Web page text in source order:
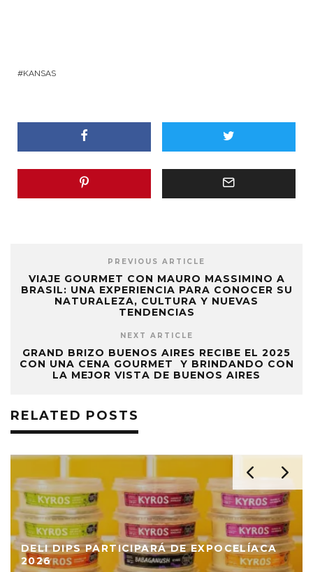
KANSAS
PREVIOUS ARTICLE
VIAJE GOURMET CON MAURO MASSIMINO A
BRASIL: UNA EXPERIENCIA PARA CONOCER SU
NATURALEZA, CULTURA Y NUEVAS
TENDENCIAS
NEXT ARTICLE
GRAND BRIZO BUENOS AIRES RECIBE EL 2025
CON UNA CENA GOURMET Y BRINDANDO CON
LA MEJOR VISTA DE BUENOS AIRES
RELATED POSTS
KANSAS CELEBRA EL “DÍA DE LAS RIBS”
CON SUS CLÁSICOS DE BBQ AL ESTILO
AMERICANO